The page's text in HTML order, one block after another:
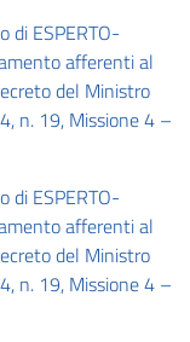
di ESPERTO-
afferenti al
del Ministro
n. 19, Missione 4 –
di ESPERTO-
afferenti al
del Ministro
n. 19, Missione 4 –